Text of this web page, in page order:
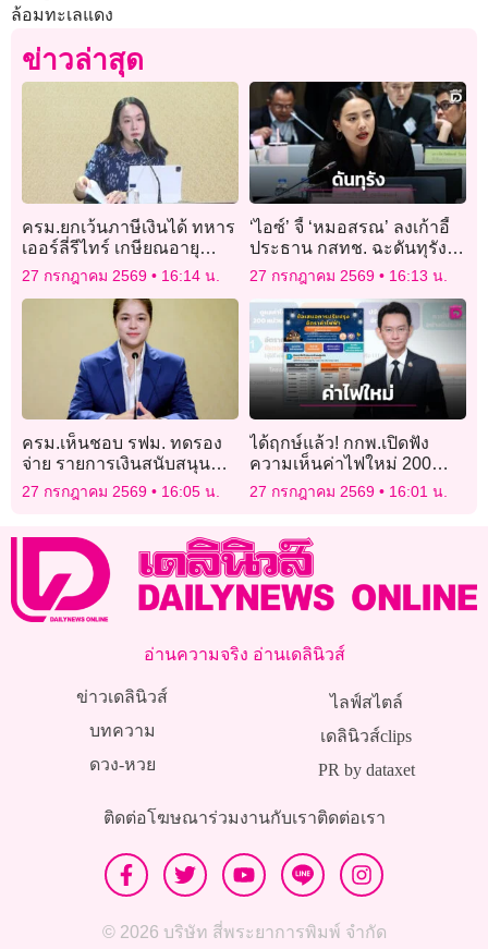
ล้อมทะเลแดง
ข่าวล่าสุด
ครม.ยกเว้นภาษีเงินได้ ทหาร
เออร์ลี่รีไทร์ เกษียณอายุ
ราชการก่อนกำหนด
27 กรกฎาคม 2569 16:14 น.
‘ไอซ์’ จี้ ‘หมอสรณ’ ลงเก้าอี้
ประธาน กสทช. ฉะดันทุรัง
เกณฑ์คนมาให้กำลังใจ
ราวกับเป็นผู้ถูกกระทำ
27 กรกฎาคม 2569 16:13 น.
ครม.เห็นชอบ รฟม. ทดรอง
จ่าย รายการเงินสนับสนุนค่า
งานโยธา รถไฟฟ้าสายสีส้ม
9,414 ล้านบาท
27 กรกฎาคม 2569 16:05 น.
ได้ฤกษ์แล้ว! กกพ.เปิดฟัง
ความเห็นค่าไฟใหม่ 200
หน่วยแรก 3 บาท บ้านเช่า-
หอพักได้ด้วย
27 กรกฎาคม 2569 16:01 น.
อ่านความจริง อ่านเดลินิวส์
ข่าวเดลินิวส์
บทความ
ดวง-หวย
ไลฟ์สไตล์
เดลินิวส์clips
PR by dataxet
ติดต่อโฆษณาร่วมงานกับเราติดต่อเรา
© 2026 บริษัท สี่พระยาการพิมพ์ จำกัด